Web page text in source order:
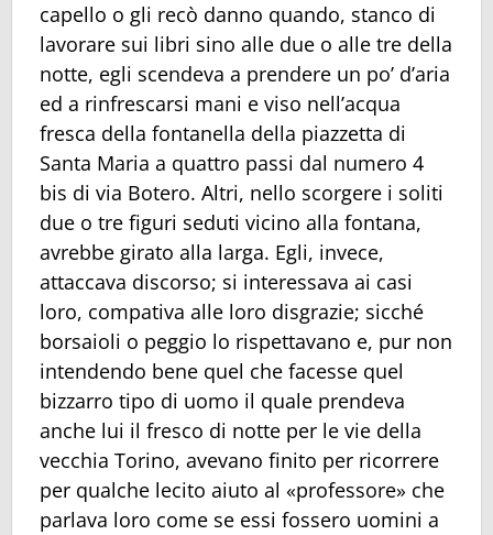
capello o gli recò danno quando, stanco di
lavorare sui libri sino alle due o alle tre della
notte, egli scendeva a prendere un po’ d’aria
ed a rinfrescarsi mani e viso nell’acqua
fresca della fontanella della piazzetta di
Santa Maria a quattro passi dal numero 4
bis di via Botero. Altri, nello scorgere i soliti
due o tre figuri seduti vicino alla fontana,
avrebbe girato alla larga. Egli, invece,
attaccava discorso; si interessava ai casi
loro, compativa alle loro disgrazie; sicché
borsaioli o peggio lo rispettavano e, pur non
intendendo bene quel che facesse quel
bizzarro tipo di uomo il quale prendeva
anche lui il fresco di notte per le vie della
vecchia Torino, avevano finito per ricorrere
per qualche lecito aiuto al «professore» che
parlava loro come se essi fossero uomini a